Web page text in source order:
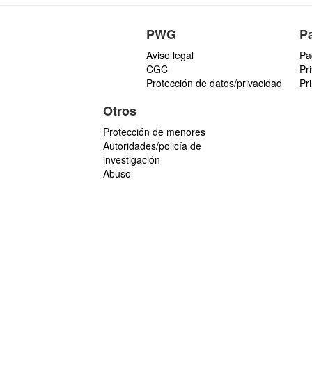
PWG
Aviso legal
CGC
Protección de datos/privacidad
Otros
Protección de menores
Autoridades/policía de
investigación
Abuso